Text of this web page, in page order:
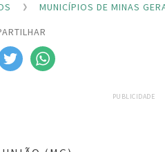
MUNICÍPIOS DE MINAS
PUBLICIDADE